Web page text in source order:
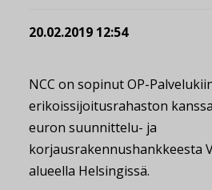
20.02.2019 12:54
NCC on sopinut OP-
erikoissijoitusrahaston
euron suunnittelu- ja
korjausrakennushankkeesta
alueella Helsingissä.